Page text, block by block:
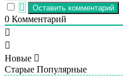
0 Комментарий
Новые
Старые Популярные